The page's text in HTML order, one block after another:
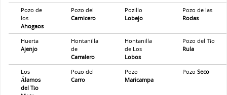
Pozo de
los
Ahogaos
Pozo del
Carnicero
Pozillo
Lobejo
Pozo de las
Rodas
Huerta
Ajenjo
Hontanilla
de
Carralero
Hontanilla
de Los
Lobos
Pozo del Tío
Rula
Los
Álamos
del Tío
Pozo del
Carro
Pozo
Maricampa
PozoSeco